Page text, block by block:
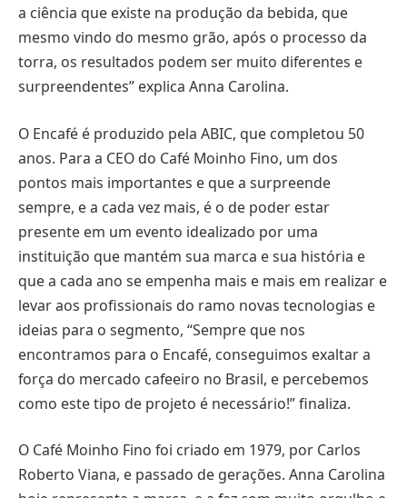
a ciência que existe na produção da bebida, que
mesmo vindo do mesmo grão, após o processo da
torra, os resultados podem ser muito diferentes e
surpreendentes” explica Anna Carolina.
O Encafé é produzido pela ABIC, que completou 50
anos. Para a CEO do Café Moinho Fino, um dos
pontos mais importantes e que a surpreende
sempre, e a cada vez mais, é o de poder estar
presente em um evento idealizado por uma
instituição que mantém sua marca e sua história e
que a cada ano se empenha mais e mais em realizar e
levar aos profissionais do ramo novas tecnologias e
ideias para o segmento, “Sempre que nos
encontramos para o Encafé, conseguimos exaltar a
força do mercado cafeeiro no Brasil, e percebemos
como este tipo de projeto é necessário!” finaliza.
O Café Moinho Fino foi criado em 1979, por Carlos
Roberto Viana, e passado de gerações. Anna Carolina